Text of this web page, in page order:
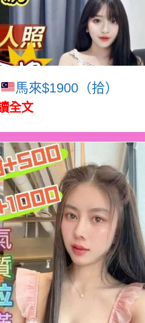
馬來$1900（拾）
全文